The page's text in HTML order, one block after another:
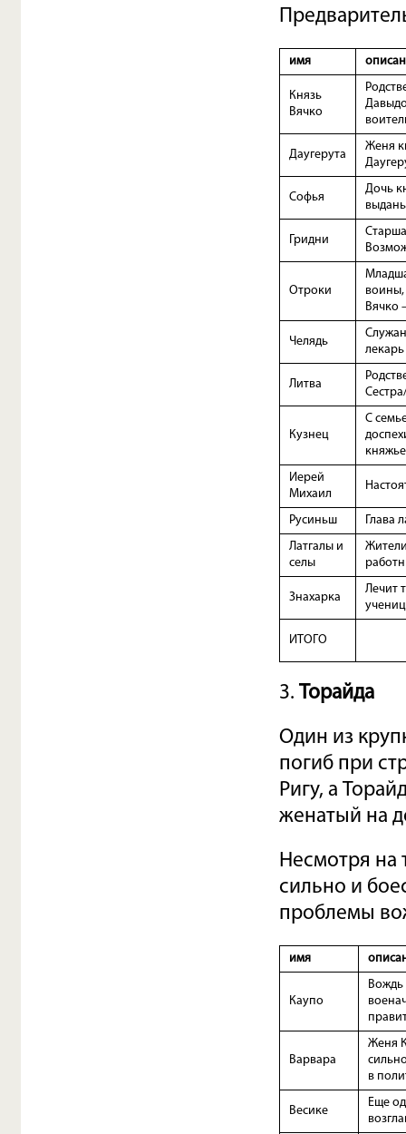
имя
Князь
Вячко
Даугерута
Женя
Софья
Дочь
Гридни
Отроки
воины,
Вячко
Челядь
Литва
Кузнец
С
Иерей
Михаил
Русиньш
Глава
Латгалы и
селы
Знахарка
Лечит
ИТОГО
3. Торайда
Один из
погиб при
Ригу, а
женатый на
Несмотря на
сильно и
проблемы
имя
Каупо
Вождь
Варвара
Женя
в
Весике
Еще